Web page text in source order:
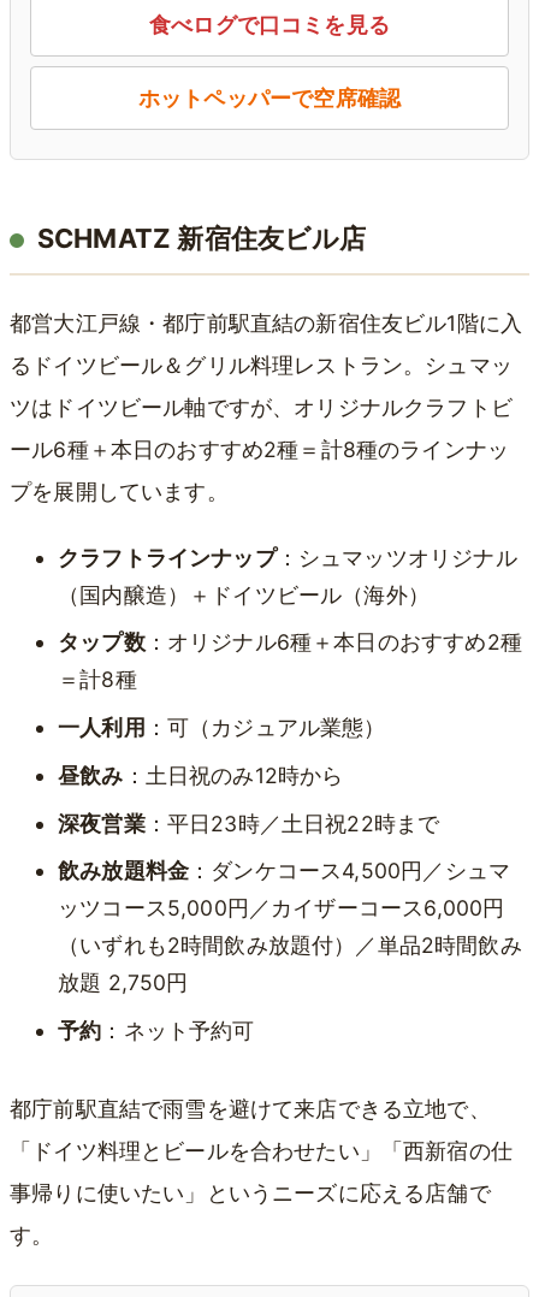
食べログで口コミを見る
ホットペッパーで空席確認
SCHMATZ 新宿住友ビル店
都営大江戸線・都庁前駅直結の新宿住友ビル1階に入
るドイツビール＆グリル料理レストラン。シュマッ
ツはドイツビール軸ですが、オリジナルクラフトビ
ール6種＋本日のおすすめ2種＝計8種のラインナッ
プを展開しています。
クラフトラインナップ：シュマッツオリジナル
（国内醸造）＋ドイツビール（海外）
タップ数：オリジナル6種＋本日のおすすめ2種
＝計8種
一人利用 ：可（カジュアル業態）
昼飲み ：土日祝のみ12時から
深夜営業：平日23時／土日祝22時まで
飲み放題料金 ：ダンケコース4,500円／シュマ
ッツコース5,000円／カイザーコース6,000円
（いずれも2時間飲み放題付）／単品2時間飲み
放題 2,750円
予約 ：ネット予約可
都庁前駅直結で雨雪を避けて来店できる立地で、
「ドイツ料理とビールを合わせたい」「西新宿の仕
事帰りに使いたい」というニーズに応える店舗で
す。